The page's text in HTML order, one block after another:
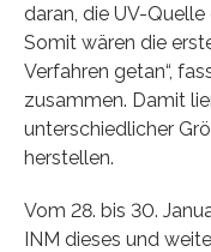
daran, die UV-
Somit wären die
Verfahren getan“,
zusammen. Damit
unterschiedlicher
herstellen.
Vom 28. bis 30.
INM dieses und